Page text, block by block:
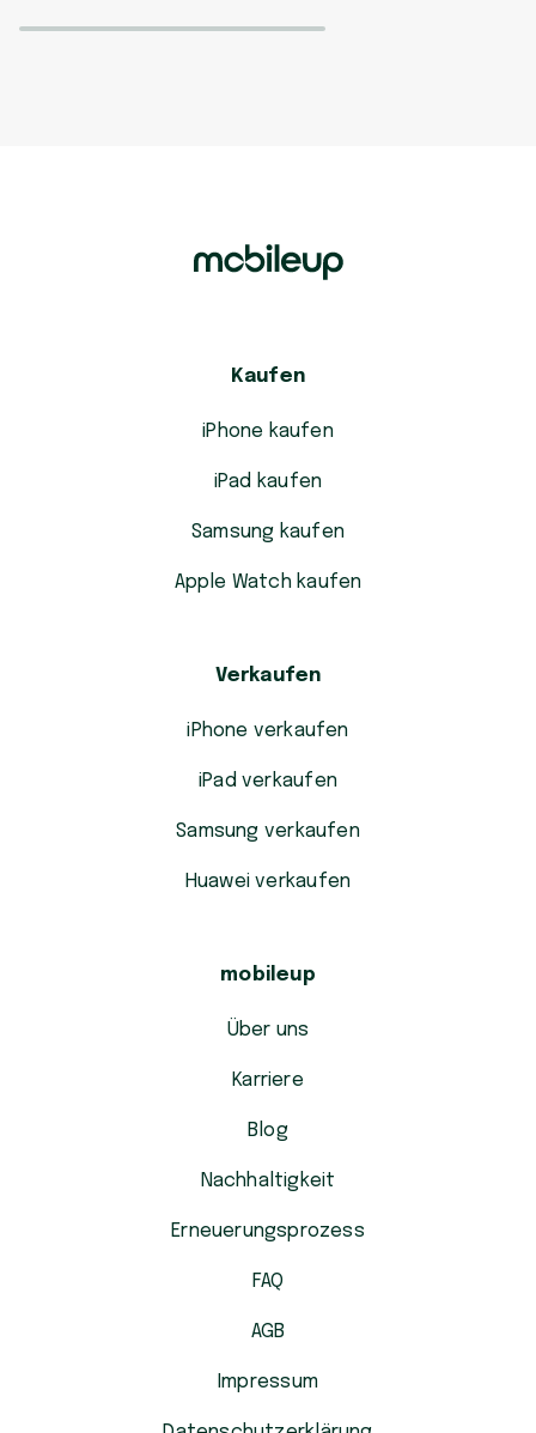
Kaufen
iPhone kaufen
iPad kaufen
Samsung kaufen
Apple Watch kaufen
Verkaufen
iPhone verkaufen
iPad verkaufen
Samsung verkaufen
Huawei verkaufen
mobileup
Über uns
Karriere
Blog
Nachhaltigkeit
Erneuerungsprozess
FAQ
AGB
Impressum